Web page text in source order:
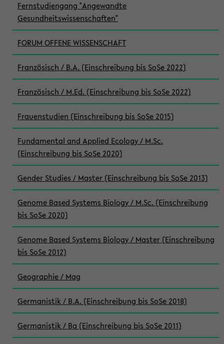
Fernstudiengang "Angewandte
Gesundheitswissenschaften"
FORUM OFFENE WISSENSCHAFT
Französisch / B.A. (Einschreibung bis SoSe 2022)
Französisch / M.Ed. (Einschreibung bis SoSe 2022)
Frauenstudien (Einschreibung bis SoSe 2015)
Fundamental and Applied Ecology / M.Sc.
(Einschreibung bis SoSe 2020)
Gender Studies / Master (Einschreibung bis SoSe 2013)
Genome Based Systems Biology / M.Sc. (Einschreibung
bis SoSe 2020)
Genome Based Systems Biology / Master (Einschreibung
bis SoSe 2012)
Geographie / Mag
Germanistik / B.A. (Einschreibung bis SoSe 2018)
Germanistik / Ba (Einschreibung bis SoSe 2011)